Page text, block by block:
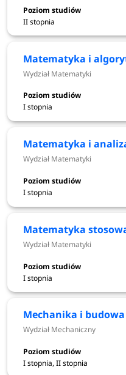
niestacjonarnym, na
języku polskim, a także w
Najchętniej wybierane
Do najchętniej
Politechnice
stacjonarnych I stopnia,
stosowana (1340),
cyberbezpieczeństwo
Biorąc pod uwagę liczbę
największą popularnością
inżynieria systemów
(5,75),
Najpopularniejsze
Wrocławskiej 2021/2022:
II stopnia
Wydział Matematyki
I stopnia
Matematyka i
Wydział Matematyki
I stopnia
Wydział Matematyki
I stopnia
Mechanika i
Wydział Mechaniczny
I stopnia, II stopnia